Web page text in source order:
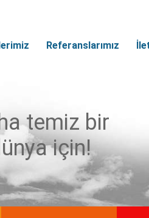
Referanslarımız
temiz bir
için!